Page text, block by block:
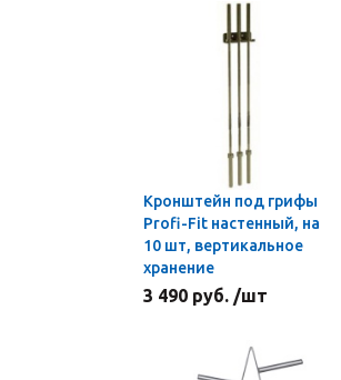
Кронштейн под грифы
Profi-Fit настенный, на
10 шт, вертикальное
хранение
3 490 руб. /шт